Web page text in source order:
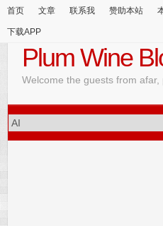
首页 文章 联系我 赞助本站
下载APP
Plum Wine
Welcome the guests from